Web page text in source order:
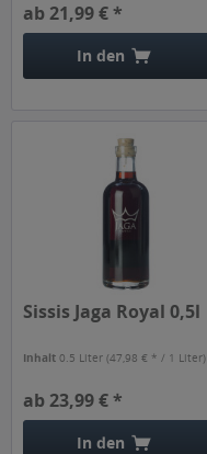
ab 21,99 € *
In den
Sissis Jaga Royal 0,5l
Inhalt0.5 Liter(47,98 € * / 1 Liter)
ab 23,99 € *
In den